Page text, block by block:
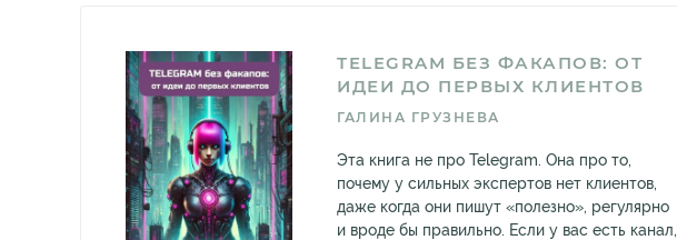
TELEGRAM БЕЗ ФАКАПОВ: ОТ
ИДЕИ ДО ПЕРВЫХ КЛИЕНТОВ
ГАЛИНА ГРУЗНЕВА
Эта книга не про Telegram. Она про то,
почему у сильных экспертов нет клиентов,
даже когда они пишут «полезно», регулярно
и вроде бы правильно. Если у вас есть канал,